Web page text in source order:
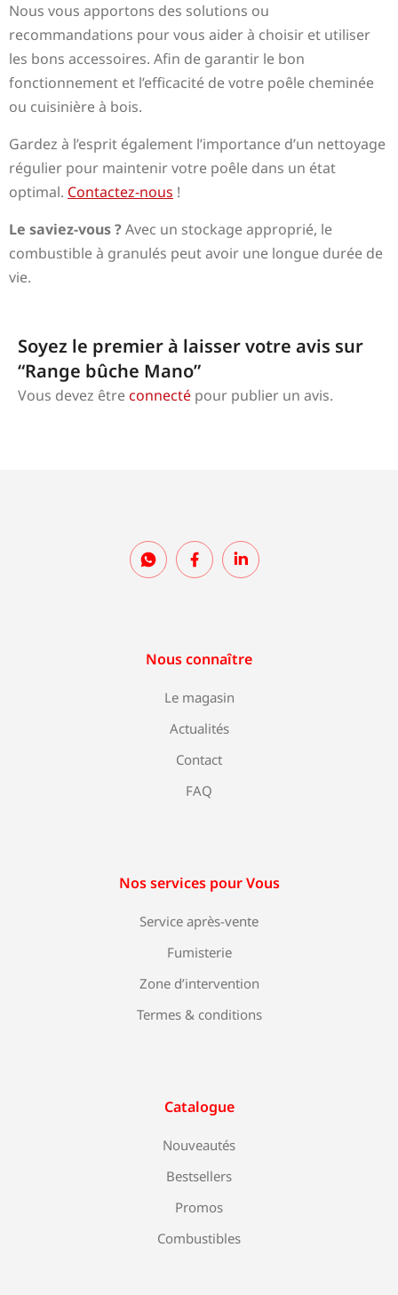
Nous vous apportons des solutions ou
recommandations pour vous aider à choisir et utiliser
les bons accessoires. Afin de garantir le bon
fonctionnement et l’efficacité de votre poêle cheminée
ou cuisinière à bois.
Gardez à l’esprit également l’importance d’un nettoyage
régulier pour maintenir votre poêle dans un état
optimal. Contactez-nous !
Le saviez-vous ?Avec un stockage approprié, le
combustible à granulés peut avoir une longue durée de
vie.
Soyez le premier à laisser votre avis sur
“Range bûche Mano”
Vous devez être connecté pour publier un avis.
Nous connaître
Le magasin
Actualités
Contact
FAQ
Nos services pour Vous
Service après-vente
Fumisterie
Zone d’intervention
Termes & conditions
Catalogue
Nouveautés
Bestsellers
Promos
Combustibles